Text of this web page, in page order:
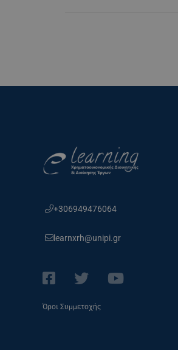
+306949476064
learnxrh@unipi.gr
Όροι Συμμετοχής